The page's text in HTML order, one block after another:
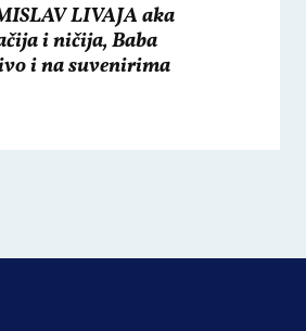
LIVAJA aka
i ničija, Baba
i na suvenirima